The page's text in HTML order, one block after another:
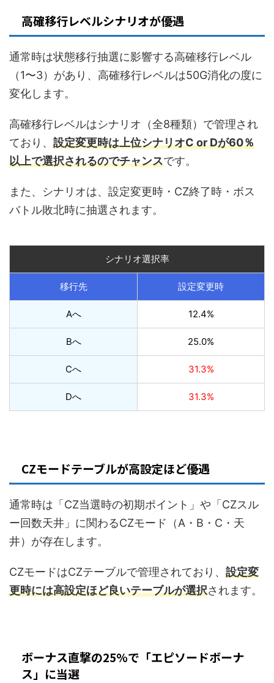
高確移行レベルシナリオが優遇
通常時は状態移行抽選に影響する高確移行レベル
（1〜3）があり、高確移行レベルは50G消化の度に
変化します。
高確移行レベルはシナリオ（全8種類）で管理され
ており、 設定変更時は上位シナリオC or Dが60％
以上で選択されるのでチャンスです。
また、シナリオは、設定変更時・CZ終了時・ボス
バトル敗北時に抽選されます。
シナリオ選択率
移行先 設定変更時
Aへ 12.4%
Bへ 25.0%
Cへ 31.3%
Dへ 31.3%
CZモードテーブルが高設定ほど優遇
通常時は「CZ当選時の初期ポイント」や「CZスル
ー回数天井」に関わるCZモード（A・B・C・天
井）が存在します。
CZモードはCZテーブルで管理されており、 設定変
更時には高設定ほど良いテーブルが選択されます。
ボーナス直撃の25%で「エピソードボーナ
ス」に当選